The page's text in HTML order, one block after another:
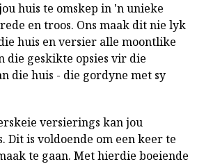
huis te omskep in 'n unieke
en troos. Ons maak dit nie lyk
huis en versier alle moontlike
die geskikte opsies vir die
die huis - die gordyne met sy
versierings kan jou
Dit is voldoende om een keer te
te gaan. Met hierdie boeiende